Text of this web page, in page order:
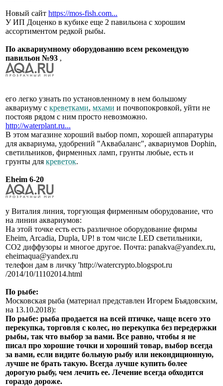
Новый сайт https://mos-fish.com...
У ИП Доценко в кубике еще 2 павильона с хорошим
ассортиментом редкой рыбы.
По аквариумному оборудованию всем рекомендую
павильон №93 ,
его легко узнать по установленному в нем большому
аквариуму с креветками, мхами и почвопокровкой, уйти не
постояв рядом с ним просто невозможно.
http://waterplant.ru...
В этом магазине хороший выбор помп, хорошей аппаратуры
для аквариума, удобрений "Аквабаланс", аквариумов Dophin,
светильников, фирменных ламп, грунты любые, есть и
грунты для креветок.
Eheim 6-20
у Виталия линия, торгующая фирменным оборудование, что
на линии аквариумов:
На этой точке есть есть различное оборудование фирмы
Eheim, Arcadia, Dupla, UP! в том числе LED светильники,
СО2 диффузоры и многое другое. Почта: panakva@yandex.ru,
eheimaqua@yandex.ru
телефон дам в личку 'http://watercrypto.blogspot.ru
/2014/10/11102014.html
По рыбе:
Московская рыба (материал представлен Игорем Бъядовским,
на 13.10.2018):
По рыбе: рыба продается на всей птичке, чаще всего это
перекупка, торговля с колес, но перекупка без передержки
рыбы, так что выбор за вами. Все равно, чтобы я не
писал про хорошие точки и хороший товар, выбор всегда
за вами, если видите больную рыбу или некондиционную,
лучше не брать такую. Всегда лучше купить более
дорогую рыбу, чем лечить ее. Лечение всегда обходится
гораздо дороже.